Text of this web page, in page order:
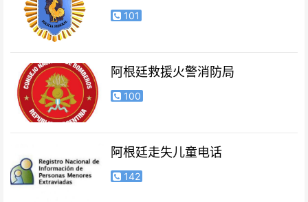
101
阿根廷救援火警消防局
100
阿根廷走失儿童电话
142